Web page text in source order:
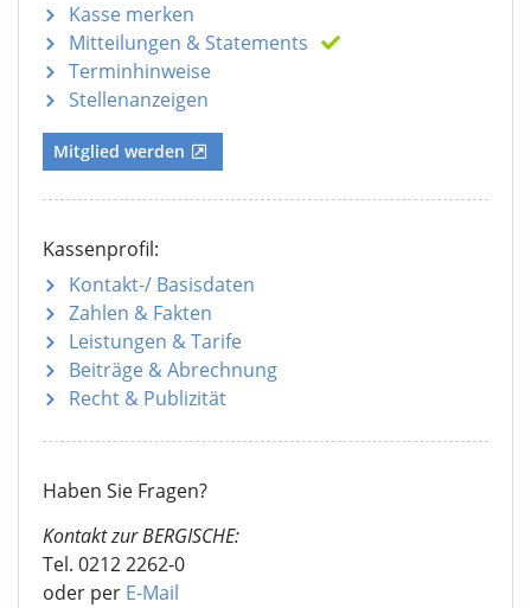
Kasse merken
Mitteilungen & Statements
Terminhinweise
Stellenanzeigen
Mitglied werden
Kassenprofil:
Kontakt-/ Basisdaten
Zahlen & Fakten
Leistungen & Tarife
Beiträge & Abrechnung
Recht & Publizität
Haben Sie Fragen?
Kontakt zur BERGISCHE:
Tel. 0212 2262-0
oder per E-Mail